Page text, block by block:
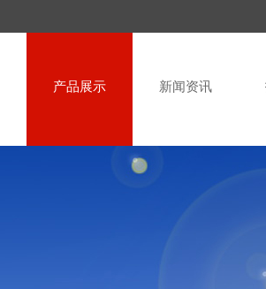
产品展示 新闻资讯